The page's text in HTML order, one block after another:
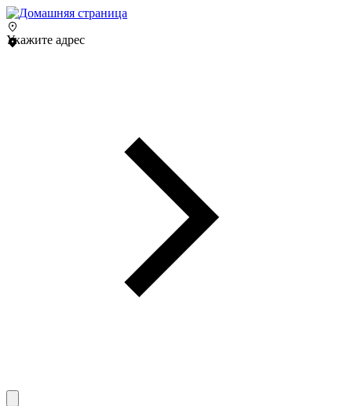
Укажите адрес